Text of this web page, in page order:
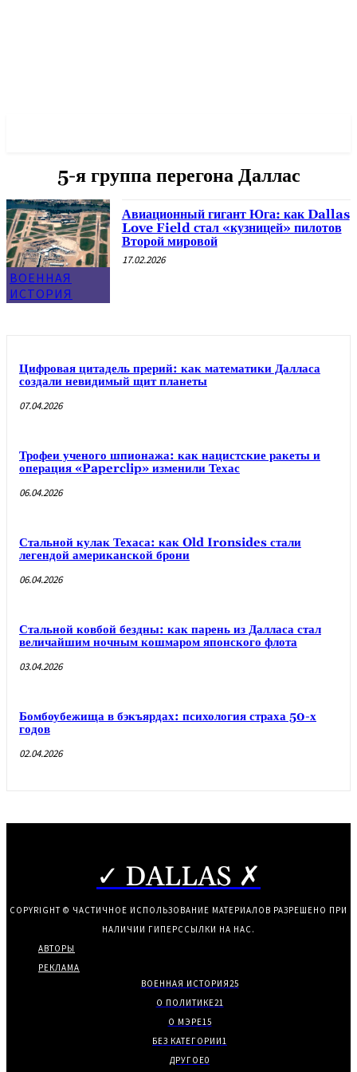
5-я группа перегона Даллас
ВОЕННАЯ
ИСТОРИЯ
Авиационный гигант Юга: как Dallas
Love Field стал «кузницей» пилотов
Второй мировой
17.02.2026
Цифровая цитадель прерий: как математики Далласа
создали невидимый щит планеты
07.04.2026
Трофеи ученого шпионажа: как нацистские ракеты и
операция «Paperclip» изменили Техас
06.04.2026
Стальной кулак Техаса: как Old Ironsides стали
легендой американской брони
06.04.2026
Стальной ковбой бездны: как парень из Далласа стал
величайшим ночным кошмаром японского флота
03.04.2026
Бомбоубежища в бэкъярдах: психология страха 50-х
годов
02.04.2026
✓ DALLAS ✗
COPYRIGHT © ЧАСТИЧНОЕ ИСПОЛЬЗОВАНИЕ МАТЕРИАЛОВ РАЗРЕШЕНО ПРИ
НАЛИЧИИ ГИПЕРССЫЛКИ НА НАС.
АВТОРЫ
РЕКЛАМА
ВОЕННАЯ ИСТОРИЯ25
О ПОЛИТИКЕ21
О МЭРЕ15
БЕЗ КАТЕГОРИИ1
ДРУГОЕ0